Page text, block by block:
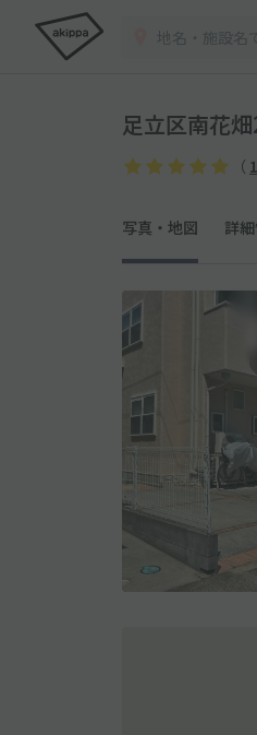
足立区南花
（
写真・地図 詳